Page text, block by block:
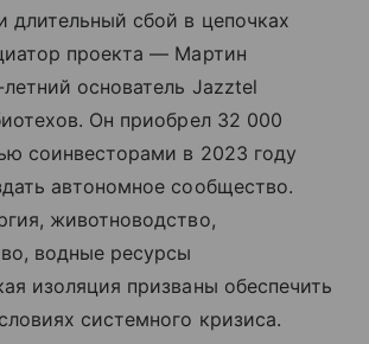
длительный сбой в цепочках
проекта — Мартин
основатель Jazztel
Он приобрел 32 000
соинвесторами в 2023 году
автономное сообщество.
животноводство,
водные ресурсы
изоляция призваны обеспечить
системного кризиса.